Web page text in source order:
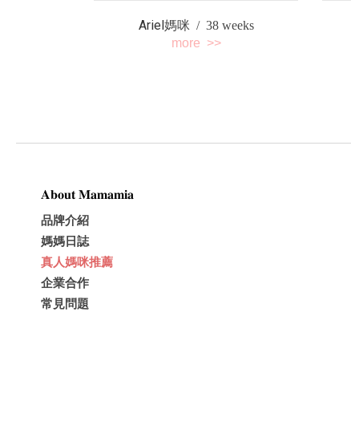
Ariel媽咪 / 38 weeks
more >>
𝐀𝐛𝐨𝐮𝐭 𝐌𝐚𝐦𝐚𝐦𝐢𝐚
品牌介紹
媽媽日誌
真人媽咪推薦
企業合作
常見問題